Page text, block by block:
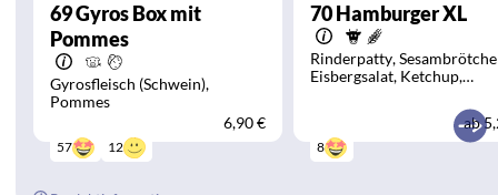
69Gyros Box mit
Pommes
Gyrosfleisch (Schwein)
Pommes
6,90 €
57 12
70Hamburger XL
Rinderpatty
Eisbergsalat Ketchup
ab
8